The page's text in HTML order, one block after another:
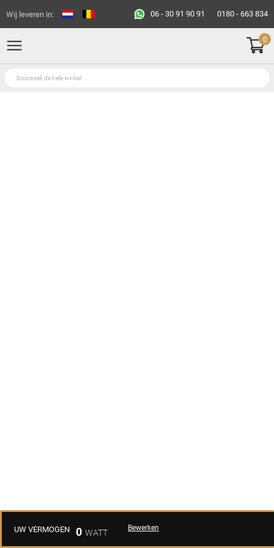
Wij leveren in: 06 - 30 91 90 91 0180 - 663 834
0
UW VERMOGEN 0 Bewerken